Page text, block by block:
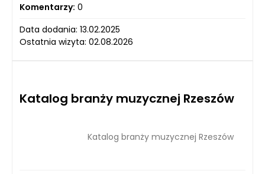
Komentarzy: 0
Data dodania: 13.02.2025
Ostatnia wizyta: 02.08.2026
Katalog branży muzycznej Rzeszów
Katalog branży muzycznej Rzeszów